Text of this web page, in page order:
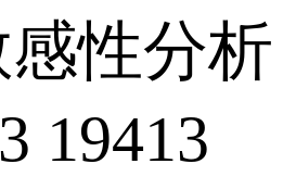
性分析
19413